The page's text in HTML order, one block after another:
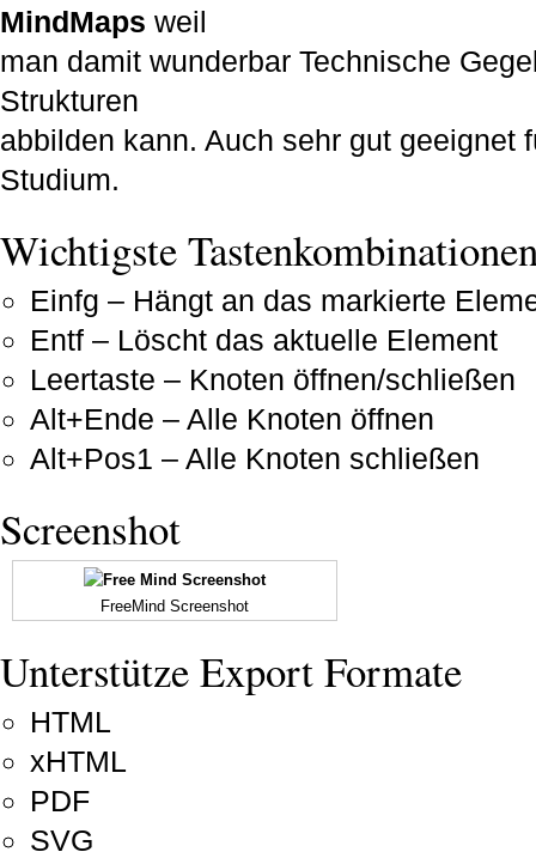
MindMaps weil
man damit wunderbar Technische
Strukturen
abbilden kann. Auch sehr gut geeignet
Studium.
Wichtigste
Einfg – Hängt an das markierte
Entf – Löscht das aktuelle Element
Leertaste – Knoten öffnen/schließen
Alt+Ende – Alle Knoten öffnen
Alt+Pos1 – Alle Knoten schließen
Screenshot
FreeMind Screenshot
Unterstütze Export Formate
HTML
xHTML
PDF
SVG